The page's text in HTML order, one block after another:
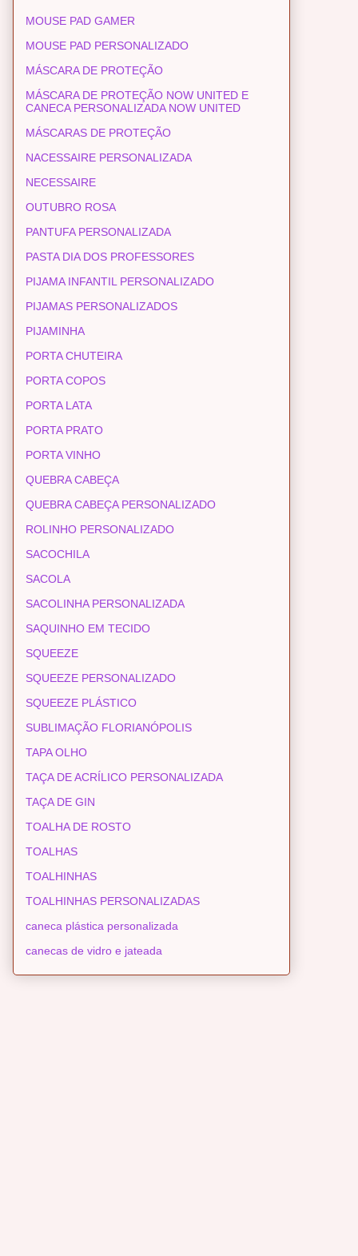
MOUSE PAD GAMER
MOUSE PAD PERSONALIZADO
MÁSCARA DE PROTEÇÃO
MÁSCARA DE PROTEÇÃO NOW UNITED E
CANECA PERSONALIZADA NOW UNITED
MÁSCARAS DE PROTEÇÃO
NACESSAIRE PERSONALIZADA
NECESSAIRE
OUTUBRO ROSA
PANTUFA PERSONALIZADA
PASTA DIA DOS PROFESSORES
PIJAMA INFANTIL PERSONALIZADO
PIJAMAS PERSONALIZADOS
PIJAMINHA
PORTA CHUTEIRA
PORTA COPOS
PORTA LATA
PORTA PRATO
PORTA VINHO
QUEBRA CABEÇA
QUEBRA CABEÇA PERSONALIZADO
ROLINHO PERSONALIZADO
SACOCHILA
SACOLA
SACOLINHA PERSONALIZADA
SAQUINHO EM TECIDO
SQUEEZE
SQUEEZE PERSONALIZADO
SQUEEZE PLÁSTICO
SUBLIMAÇÃO FLORIANÓPOLIS
TAPA OLHO
TAÇA DE ACRÍLICO PERSONALIZADA
TAÇA DE GIN
TOALHA DE ROSTO
TOALHAS
TOALHINHAS
TOALHINHAS PERSONALIZADAS
caneca plástica personalizada
canecas de vidro e jateada